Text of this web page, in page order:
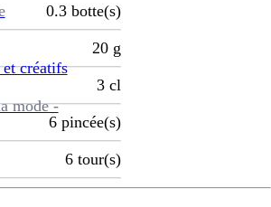
créatifs
mode -
0.3 botte(s)
20 g
3 cl
6 pincée(s)
6 tour(s)